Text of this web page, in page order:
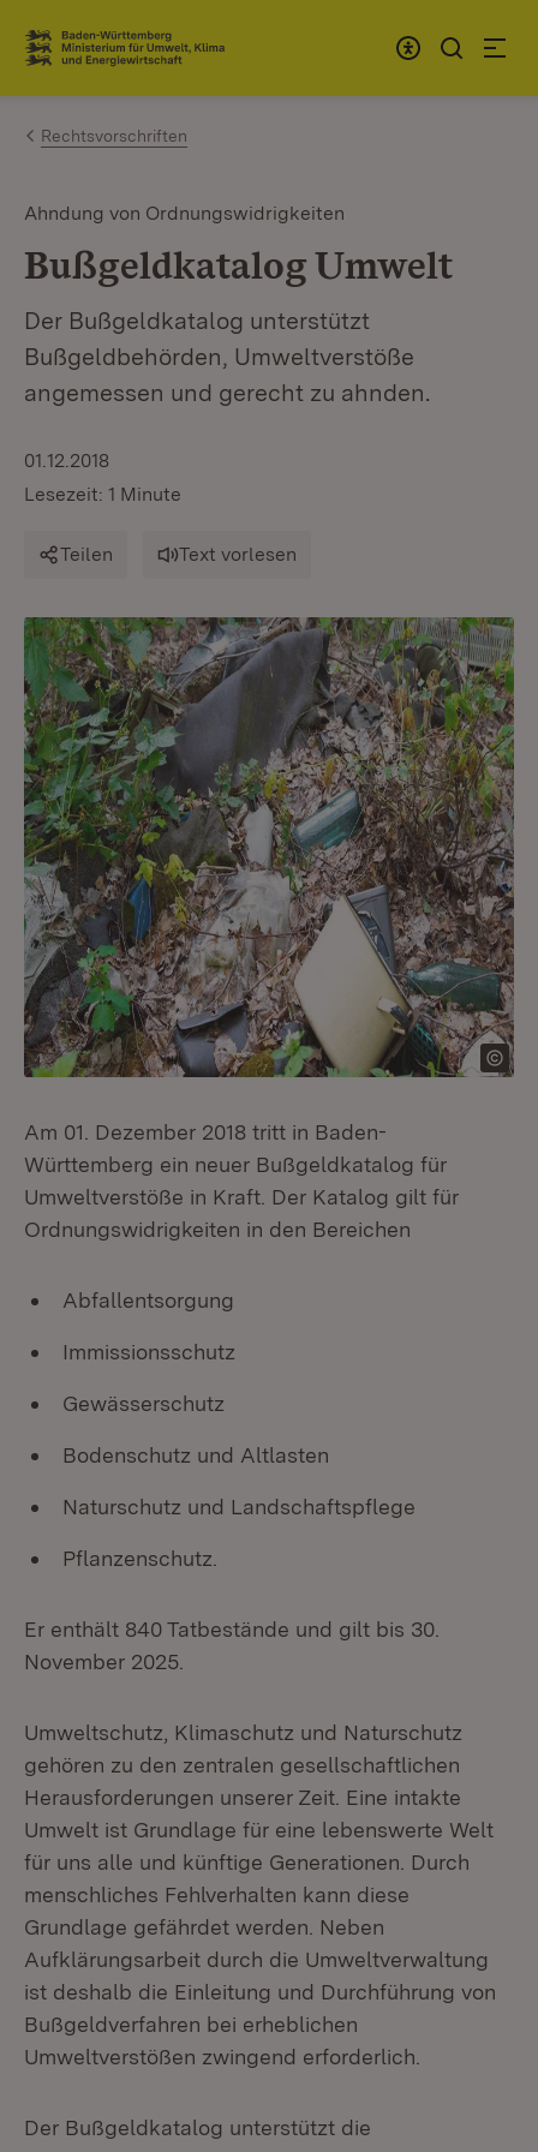
Zum Inhalt springen
Link zur Startseite
Rechtsvorschriften
Ahndung von Ordnungswidrigkeiten
Bußgeldkatalog Umwelt
Der Bußgeldkatalog unterstützt
Bußgeldbehörden, Umweltverstöße
angemessen und gerecht zu ahnden.
01.12.2018
Lesezeit: 1 Minute
Teilen Text vorlesen
Am 01. Dezember 2018 tritt in Baden-
Württemberg ein neuer Bußgeldkatalog für
Umweltverstöße in Kraft. Der Katalog gilt für
Ordnungswidrigkeiten in den Bereichen
Abfallentsorgung
Immissionsschutz
Gewässerschutz
Bodenschutz und Altlasten
Naturschutz und Landschaftspflege
Pflanzenschutz.
Er enthält 840 Tatbestände und gilt bis 30.
November 2025.
Umweltschutz, Klimaschutz und Naturschutz
gehören zu den zentralen gesellschaftlichen
Herausforderungen unserer Zeit. Eine intakte
Umwelt ist Grundlage für eine lebenswerte Welt
für uns alle und künftige Generationen. Durch
menschliches Fehlverhalten kann diese
Grundlage gefährdet werden. Neben
Aufklärungsarbeit durch die Umweltverwaltung
ist deshalb die Einleitung und Durchführung von
Bußgeldverfahren bei erheblichen
Umweltverstößen zwingend erforderlich.
Der Bußgeldkatalog unterstützt die